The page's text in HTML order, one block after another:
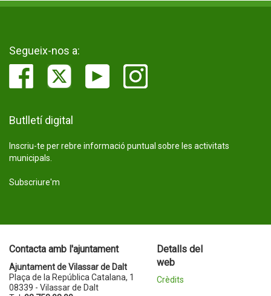
Segueix-nos a:
Butlletí digital
Inscriu-te per rebre informació puntual sobre les activitats
municipals.
Subscriure'm
Contacta amb l'ajuntament
Ajuntament de Vilassar de Dalt
Plaça de la República Catalana, 1
08339 - Vilassar de Dalt
Detalls del
web
Crèdits